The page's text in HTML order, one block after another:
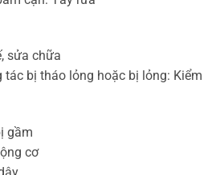
sửa chữa
bị tháo lỏng hoặc bị lỏng: Kiểm
gầm
cơ